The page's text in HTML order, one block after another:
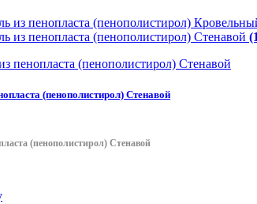
из пенопласта (пенополистирол)
из пенопласта (пенополистирол) Стенавой
(пенополистирол) Стенавой
(пенополистирол) Стенавой